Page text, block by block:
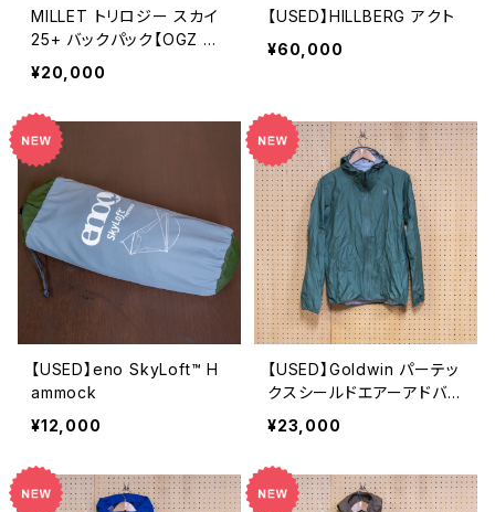
MILLET トリロジー スカイ
25+ バックパック【OGZ US
ED】
¥20,000
【USED】HILLBERG アクト
¥60,000
【USED】eno SkyLoft™ H
ammock
¥12,000
【USED】Goldwin パーテッ
クスシールドエアーアドバン
スドライトジャケット / サイ
¥23,000